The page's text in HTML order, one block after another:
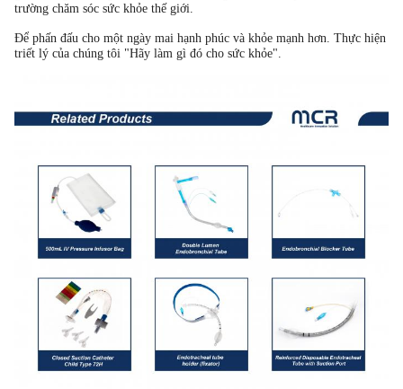
trường chăm sóc sức khỏe thế giới.
Để phấn đấu cho một ngày mai hạnh phúc và khỏe mạnh hơn. Thực hiện
triết lý của chúng tôi "Hãy làm gì đó cho sức khỏe".